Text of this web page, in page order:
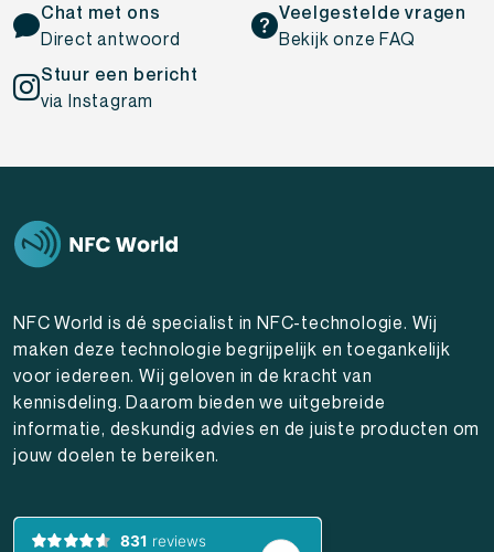
Chat met ons
Direct antwoord
Veelgestelde vragen
Bekijk onze FAQ
Stuur een bericht
via Instagram
NFC World is dé specialist in NFC-technologie. Wij
maken deze technologie begrijpelijk en toegankelijk
voor iedereen. Wij geloven in de kracht van
kennisdeling. Daarom bieden we uitgebreide
informatie, deskundig advies en de juiste producten om
jouw doelen te bereiken.